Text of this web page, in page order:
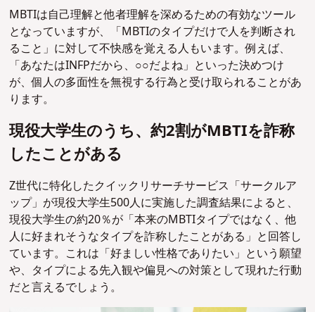
MBTIは自己理解と他者理解を深めるための有効なツール
となっていますが、「MBTIのタイプだけで人を判断され
ること」に対して不快感を覚える人もいます。例えば、
「あなたはINFPだから、○○だよね」といった決めつけ
が、個人の多面性を無視する行為と受け取られることがあ
ります。
現役大学生のうち、約2割がMBTIを詐称
したことがある
Z世代に特化したクイックリサーチサービス「サークルア
ップ」が現役大学生500人に実施した調査結果によると、
現役大学生の約20％が「本来のMBTIタイプではなく、他
人に好まれそうなタイプを詐称したことがある」と回答し
ています。これは「好ましい性格でありたい」という願望
や、タイプによる先入観や偏見への対策として現れた行動
だと言えるでしょう。